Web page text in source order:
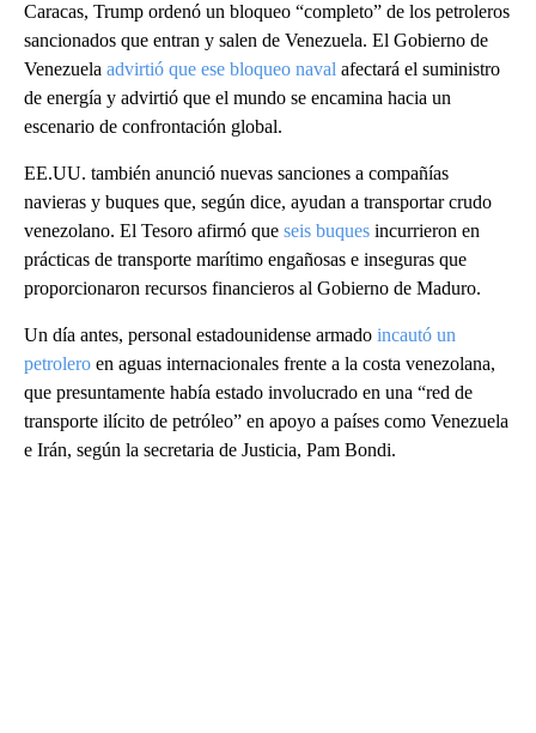
Caracas, Trump ordenó un bloqueo “completo” de los petroleros
sancionados que entran y salen de Venezuela. El Gobierno de
Venezuela advirtió que ese bloqueo naval afectará el suministro
de energía y advirtió que el mundo se encamina hacia un
escenario de confrontación global.
EE.UU. también anunció nuevas sanciones a compañías
navieras y buques que, según dice, ayudan a transportar crudo
venezolano. El Tesoro afirmó que seis buques incurrieron en
prácticas de transporte marítimo engañosas e inseguras que
proporcionaron recursos financieros al Gobierno de Maduro.
Un día antes, personal estadounidense armado incautó un
petrolero en aguas internacionales frente a la costa venezolana,
que presuntamente había estado involucrado en una “red de
transporte ilícito de petróleo” en apoyo a países como Venezuela
e Irán, según la secretaria de Justicia, Pam Bondi.